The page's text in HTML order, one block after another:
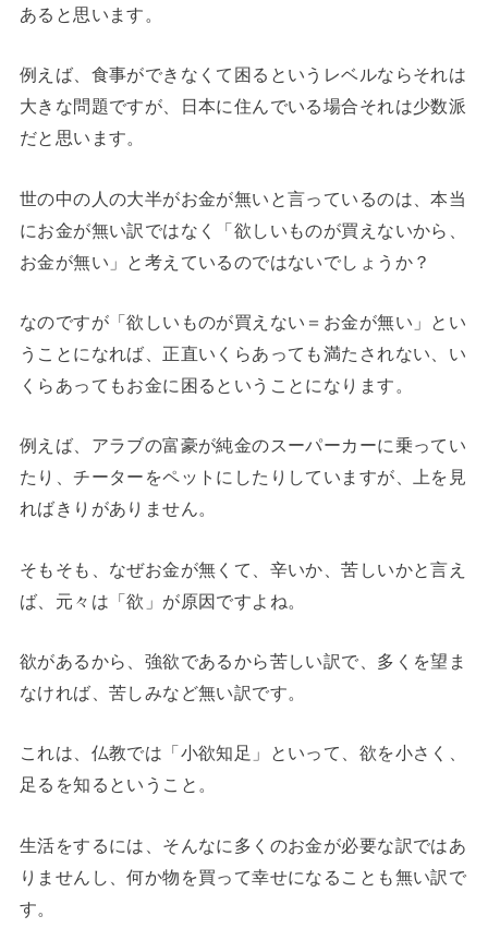
あると思います。
例えば、食事ができなくて困るというレベルならそれは
大きな問題ですが、日本に住んでいる場合それは少数派
だと思います。
世の中の人の大半がお金が無いと言っているのは、本当
にお金が無い訳ではなく「欲しいものが買えないから、
お金が無い」と考えているのではないでしょうか？
なのですが「欲しいものが買えない＝お金が無い」とい
うことになれば、正直いくらあっても満たされない、い
くらあってもお金に困るということになります。
例えば、アラブの富豪が純金のスーパーカーに乗ってい
たり、チーターをペットにしたりしていますが、上を見
ればきりがありません。
そもそも、なぜお金が無くて、辛いか、苦しいかと言え
ば、元々は「欲」が原因ですよね。
欲があるから、強欲であるから苦しい訳で、多くを望ま
なければ、苦しみなど無い訳です。
これは、仏教では「小欲知足」といって、欲を小さく、
足るを知るということ。
生活をするには、そんなに多くのお金が必要な訳ではあ
りませんし、何か物を買って幸せになることも無い訳で
す。